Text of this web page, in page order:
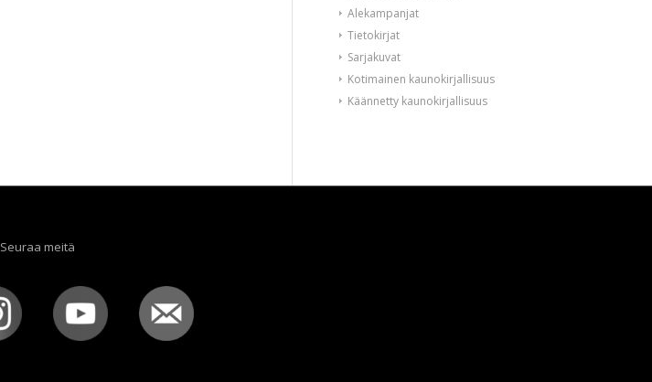
Alekampanjat
Tietokirjat
Sarjakuvat
Kotimainen kaunokirjallisuus
Käännetty kaunokirjallisuus
Seuraa meitä